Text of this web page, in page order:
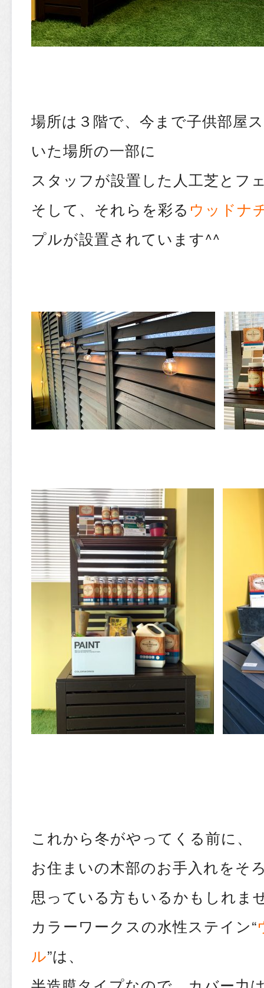
場所は３階で、今まで子供部屋
いた場所の一部に
スタッフが設置した人工芝とフ
そして、それらを彩る ウッドナ
プルが設置されています^^
これから冬がやってくる前に、
お住まいの木部のお手入れをそ
思っている方もいるかもしれま
カラーワークスの水性ステイン“
ル”は、